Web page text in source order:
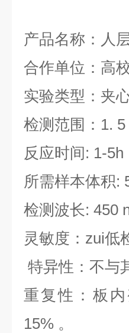
产品名称：人
合作单位：高
实验类型：夹
检测范围：1.
反应时间: 1-5h
所需样本体积:
检测波长: 450
灵敏度：zui低
特异性：不与
重复性：板
15% 。